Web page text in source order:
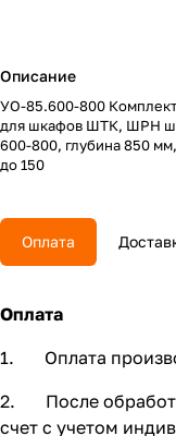
Описание
УО-85.600-800 Комплект
для шкафов ШТК, ШРН
600-800, глубина 850
до 150
Оплата
Оплата
1. Оплата
2. После
счет с учетом